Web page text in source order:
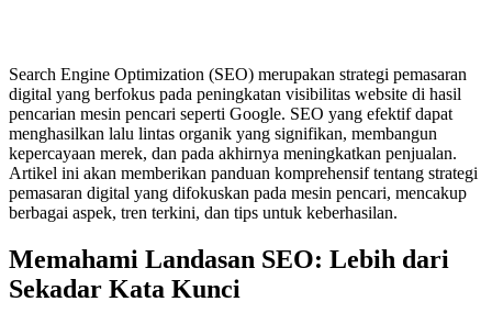
Search Engine Optimization (SEO) merupakan strategi pemasaran
digital yang berfokus pada peningkatan visibilitas website di hasil
pencarian mesin pencari seperti Google. SEO yang efektif dapat
menghasilkan lalu lintas organik yang signifikan, membangun
kepercayaan merek, dan pada akhirnya meningkatkan penjualan.
Artikel ini akan memberikan panduan komprehensif tentang strategi
pemasaran digital yang difokuskan pada mesin pencari, mencakup
berbagai aspek, tren terkini, dan tips untuk keberhasilan.
Memahami Landasan SEO: Lebih dari
Sekadar Kata Kunci